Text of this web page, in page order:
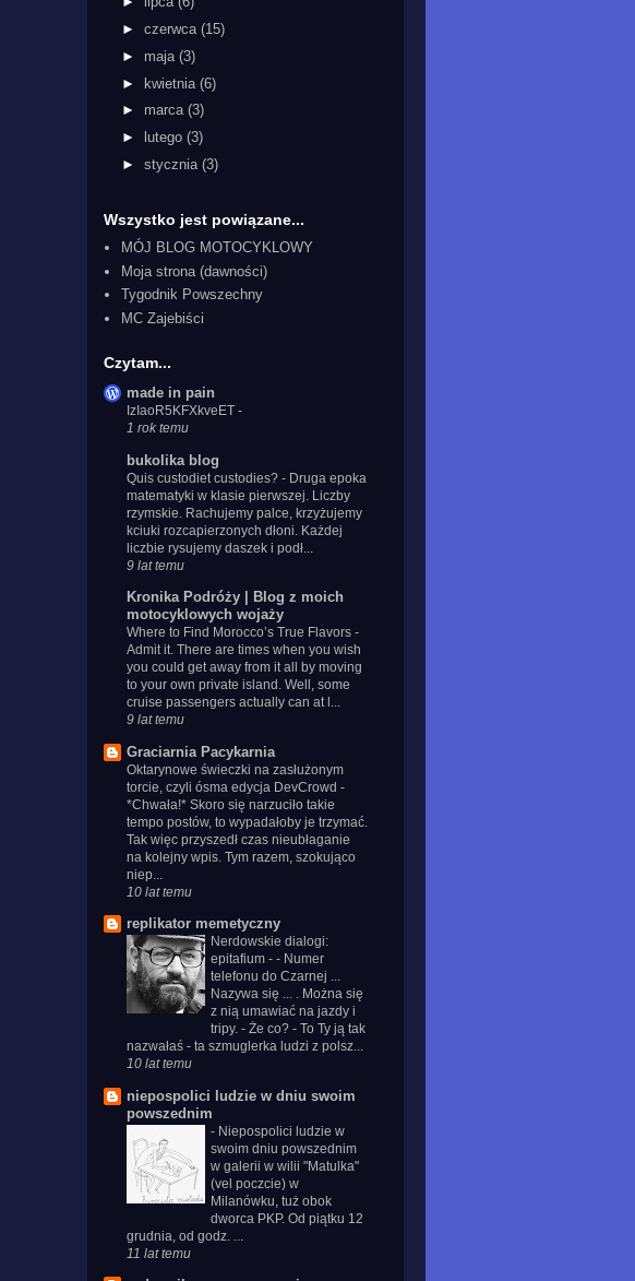
► czerwca (15)
► maja (3)
► kwietnia (6)
► marca (3)
►
lutego (3)
► stycznia (3)
Wszystko jest powiązane...
MÓJ BLOG MOTOCYKLOWY
Moja strona (dawności)
Tygodnik Powszechny
MC Zajebiści
Czytam...
made in pain
IzIaoR5KFXkveET -
1 rok temu
bukolika blog
Quis custodiet custodies? - Druga epoka
matematyki w klasie pierwszej. Liczby
rzymskie. Rachujemy palce, krzyżujemy
kciuki rozcapierzonych dłoni. Każdej
liczbie rysujemy daszek i podł...
9 lat temu
Kronika Podróży | Blog z moich
motocyklowych wojaży
Where to Find Morocco’s True Flavors -
Admit it. There are times when you wish
you could get away from it all by moving
to your own private island. Well, some
cruise passengers actually can at l...
9 lat temu
Graciarnia Pacykarnia
Oktarynowe świeczki na zasłużonym
torcie, czyli ósma edycja DevCrowd -
*Chwała!* Skoro się narzuciło takie
tempo postów, to wypadałoby je trzymać.
Tak więc przyszedł czas nieubłaganie
na kolejny wpis. Tym razem, szokująco
niep...
10 lat temu
replikator memetyczny
Nerdowskie dialogi:
epitafium - - Numer
telefonu do Czarnej ...
Nazywa się ... . Można się
z nią umawiać na jazdy i
tripy. - Że co? - To Ty ją tak
nazwałaś - ta szmuglerka ludzi z polsz...
10 lat temu
niepospolici ludzie w dniu swoim
powszednim
- Niepospolici ludzie w
swoim dniu powszednim
w galerii w wilii "Matulka"
(vel poczcie) w
Milanówku, tuż obok
dworca PKP. Od piątku 12
grudnia, od godz. ...
11 lat temu